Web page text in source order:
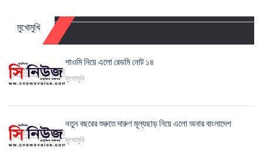
মুখোমুখি
শাওমি নিয়ে এলো রেডমি নোট ১৪
মুখোমুখি
নতুন বছরের শুরুতে দারুণ মূল্যছাড় নিয়ে এলো অনার বাংলাদেশ
মুখোমুখি